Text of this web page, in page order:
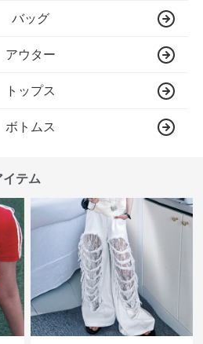
バッグ
アウター
トップス
ボトムス
テム